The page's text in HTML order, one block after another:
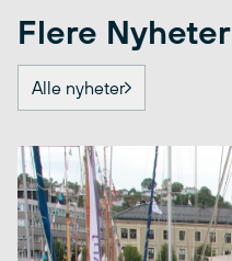
Flere Nyheter
Alle nyheter